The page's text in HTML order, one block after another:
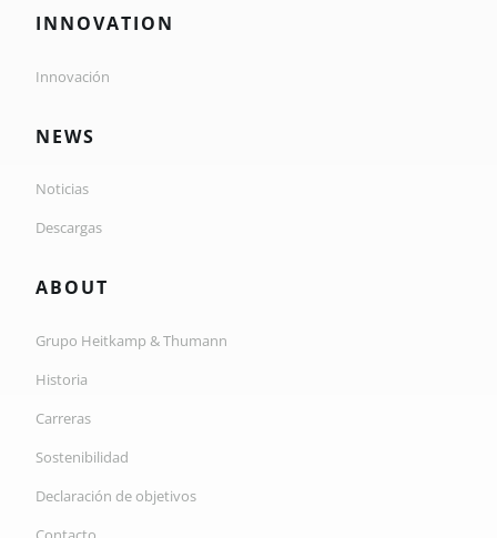
INNOVATION
Innovación
NEWS
Noticias
Descargas
ABOUT
Grupo Heitkamp & Thumann
Historia
Carreras
Sostenibilidad
Declaración de objetivos